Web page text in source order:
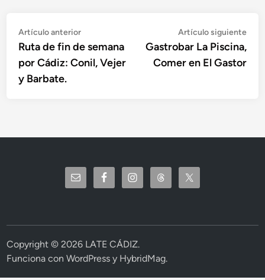
Navegación
de
entradas
Artículo anteriorArtículo
anterior:
Ruta de fin de semana
por Cádiz: Conil, Vejer
y Barbate.
Artículo siguiente
Gastrobar La Piscina,
Comer en El Gastor
Copyright © 2026 LATE CÁDIZ.
Funciona conWordPress y HybridMag.